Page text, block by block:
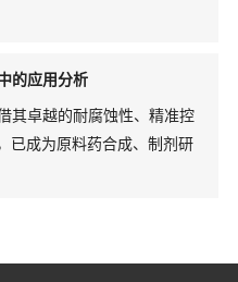
的应用分析
其卓越的耐腐蚀性、精准控
已成为原料药合成、制剂研